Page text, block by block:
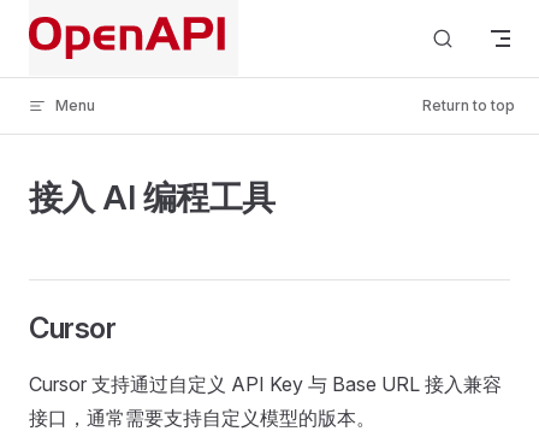
Skip to content
Menu Return to top
接入 AI 编程工具
Cursor
Cursor 支持通过自定义 API Key 与 Base URL 接入兼容
接口，通常需要支持自定义模型的版本。